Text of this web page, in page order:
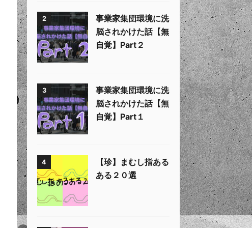
2
事業家集団環境に洗
脳されかけた話【無
自覚】Part２
3
事業家集団環境に洗
脳されかけた話【無
自覚】Part１
4
【珍】まむし指ある
ある２０選